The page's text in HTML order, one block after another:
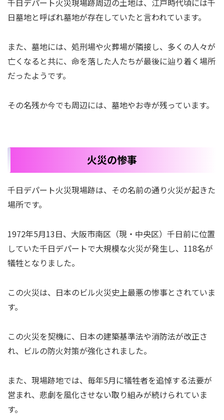
千日デパート火災現場跡周辺の土地は、江戸時代頃には千
日墓地と呼ばれ墓地が存在していたと言われています。
また、墓地には、処刑場や火葬場が隣接し、多くの人々が
亡くなると共に、命を落した人たちが最後に辿り着く場所
だったようです。
その名残か今でも周辺には、墓地やお寺が残っています。
火災の惨事
千日デパート火災現場跡は、その名前の通り火災が起きた
場所です。
1972年5月13日、大阪市南区（現・中央区）千日前に位置
していた千日デパートで大規模な火災が発生し、118名が
犠牲となりました。
この火災は、日本のビル火災史上最悪の惨事とされていま
す。
この火災を契機に、日本の建築基準法や消防法が改正さ
れ、ビルの防火対策が強化されました。
また、現場跡地では、毎年5月に犠牲者を追悼する法要が
営まれ、悲劇を風化させない取り組みが続けられていま
す。